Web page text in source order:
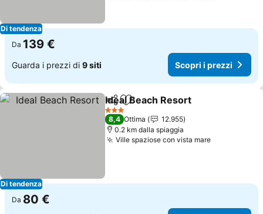
Di tendenza
Da 139 €
Guarda i prezzi di 9 siti Scopri i prezzi
Di tendenza
CondividiAggiungi ai preferiti
Ideal Beach Resort
3 Stelle
8,4 Ottima
12.955
0.2 km dalla spiaggia
Ville spaziose con vista mare
Da 80 €